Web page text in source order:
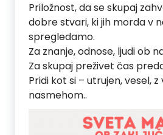
Priložnost, da se skupaj
dobre stvari, ki jih morda v
spregledamo.
Za znanje, odnose, ljudi ob
Za skupaj preživet čas
Pridi kot si – utrujen, vesel, z
nasmehom..